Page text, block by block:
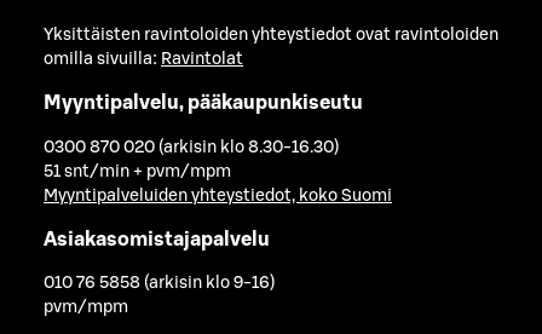
Yksittäisten ravintoloiden yhteystiedot ovat ravintoloiden
omilla sivuilla: Ravintolat
Myyntipalvelu, pääkaupunkiseutu
0300 870 020 (arkisin klo 8.30-16.30)
51 snt/min + pvm/mpm
Myyntipalveluiden yhteystiedot, koko Suomi
Asiakasomistajapalvelu
010 76 5858 (arkisin klo 9-16)
pvm/mpm